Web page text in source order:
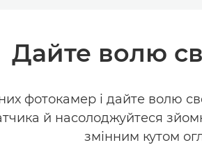
Дайте волю
фотокамер і дайте волю
й насолоджуйтеся
змінним кутом